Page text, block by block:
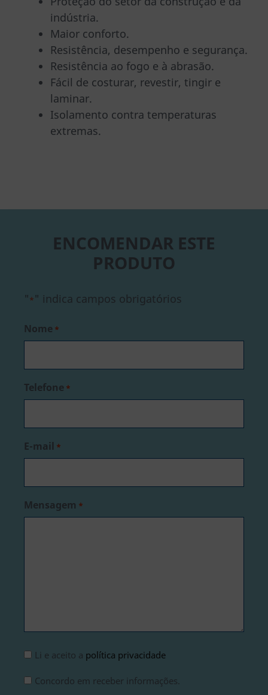
indústria.
Maior conforto.
Resistência, desempenho e segurança.
Resistência ao fogo e à abrasão.
Fácil de costurar, revestir, tingir e
laminar.
Isolamento contra temperaturas
extremas.
ENCOMENDAR ESTE
PRODUTO
"*" indica campos obrigatórios
Nome *
Telefone *
E-mail *
Mensagem *
Aviso
*
Li e aceito a política privacidade
Suscripción
Concordo em receber informações.